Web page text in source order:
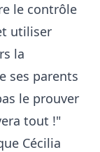
le contrôle
utiliser
la
ses parents
le prouver
tout !"
Cécilia